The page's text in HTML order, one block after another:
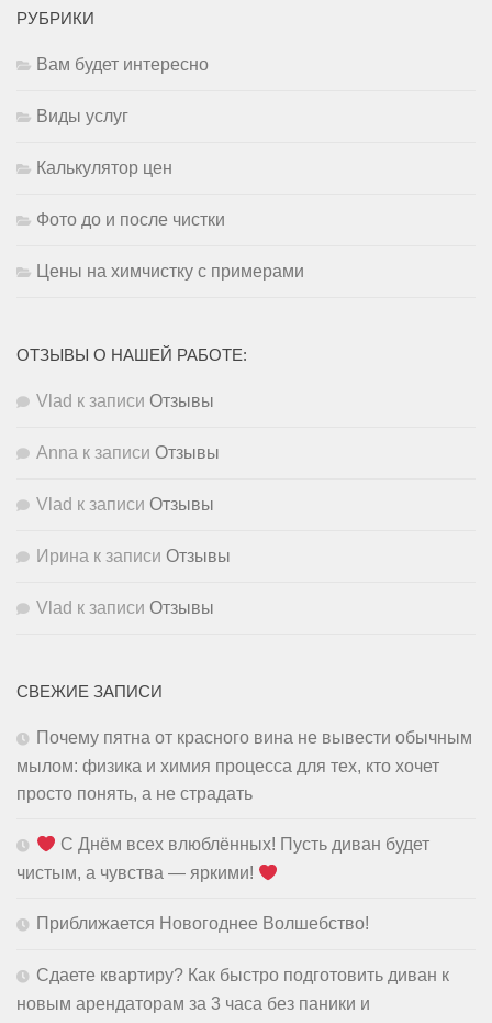
РУБРИКИ
Вам будет интересно
Виды услуг
Калькулятор цен
Фото до и после чистки
Цены на химчистку с примерами
ОТЗЫВЫ О НАШЕЙ РАБОТЕ:
Vlad к записи Отзывы
Anna к записи Отзывы
Vlad к записи Отзывы
Ирина к записи Отзывы
Vlad к записи Отзывы
СВЕЖИЕ ЗАПИСИ
Почему пятна от красного вина не вывести обычным
мылом: физика и химия процесса для тех, кто хочет
просто понять, а не страдать
С Днём всех влюблённых! Пусть диван будет
чистым, а чувства — яркими!
Приближается Новогоднее Волшебство!
Сдаете квартиру? Как быстро подготовить диван к
новым арендаторам за 3 часа без паники и